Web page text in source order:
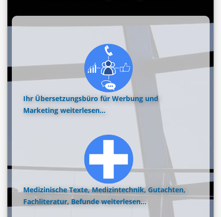
Ihr Übersetzungsbüro für Werbung und
Marketing weiterlesen...
Medizinische Texte, Medizintechnik, Gutachten,
Fachliteratur, Befunde weiterlesen...